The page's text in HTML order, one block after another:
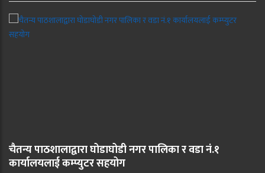
चैतन्य पाठशालाद्वारा घोडाघोडी नगर पालिका र वडा नं.१
कार्यालयलाई कम्प्युटर सहयोग